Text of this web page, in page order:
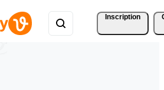
Inscription